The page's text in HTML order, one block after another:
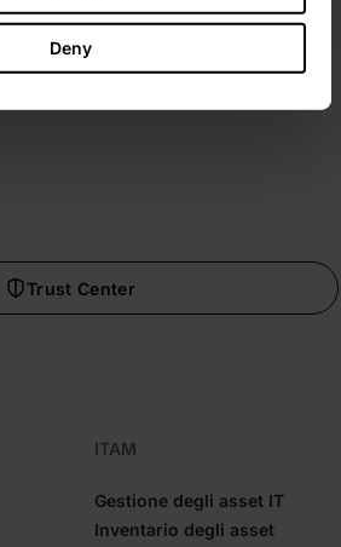
Deny
Trust Center
ITAM
Gestione degli asset IT
Inventario degli asset